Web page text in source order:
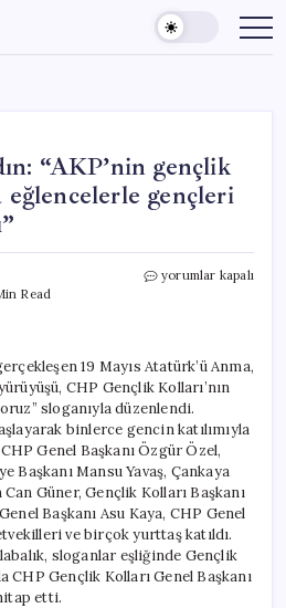
“AKP’nin gençlik
gençleri
Read
CHP’li
etkinliği,
bedava
eğlencelerle
gençleri
kandırma
çabası”
için
yorumlar kapalı
19 Mayıs Atatürk’ü Anma,
CHP Gençlik Kolları’nın
sloganıyla düzenlendi.
binlerce gencin katılımıyla
Genel Başkanı Özgür Özel,
Başkanı Mansu Yavaş, Çankaya
Güner, Gençlik Kolları Başkanı
Başkanı Asu Kaya, CHP Genel
ve birçok yurttaş katıldı.
sloganlar eşliğinde Gençlik
CHP Gençlik Kolları Genel Başkanı
etti.